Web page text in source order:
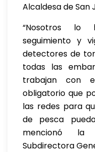
Alcaldesa de San
“Nosotros lo
seguimiento y
detectores de
todas las
trabajan con
obligatorio que
las redes para
de pesca
mencionó la
Subdirectora